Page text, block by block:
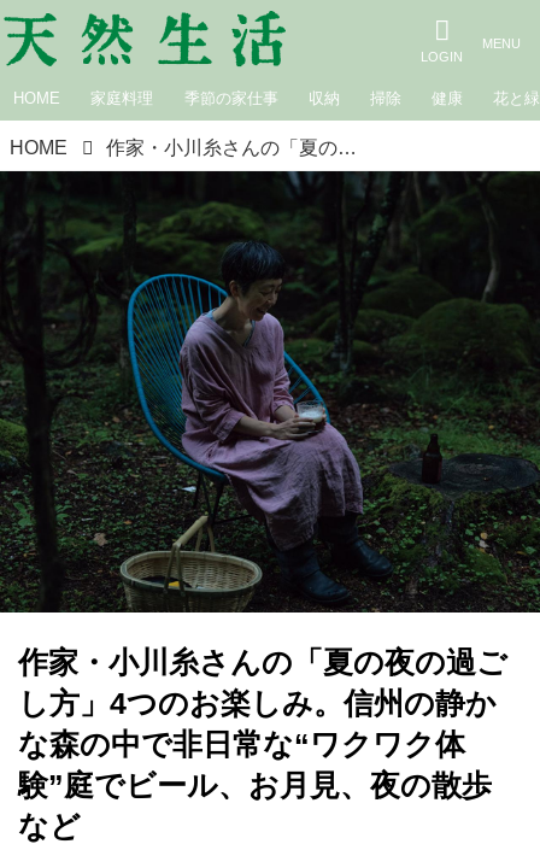
HOME 家庭料理 季節の家仕事 収納 掃除 健康 花と緑
HOME 作家・小川糸さんの「夏の夜の過ごし方」4つのお楽しみ。信州の静かな森の中で非日常な“ワクワク体験”庭でビール、お月見、夜の散歩など
作家・小川糸さんの「夏の夜の過ご
し方」4つのお楽しみ。信州の静か
な森の中で非日常な“ワクワク体
験”庭でビール、お月見、夜の散歩
など